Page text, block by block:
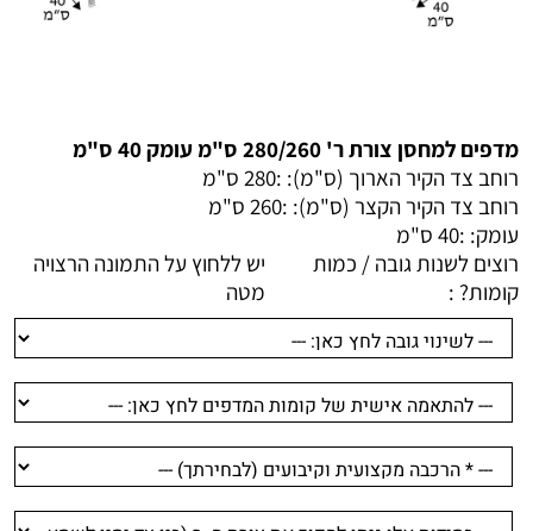
מדפים למחסן צורת ר' 280/260 ס"מ עומק 40 ס"מ
רוחב צד הקיר הארוך (ס"מ): :280 ס"מ
רוחב צד הקיר הקצר (ס"מ): :260 ס"מ
עומק: :40 ס"מ
רוצים לשנות גובה / כמות
קומות? :
יש ללחוץ על התמונה הרצויה
מטה